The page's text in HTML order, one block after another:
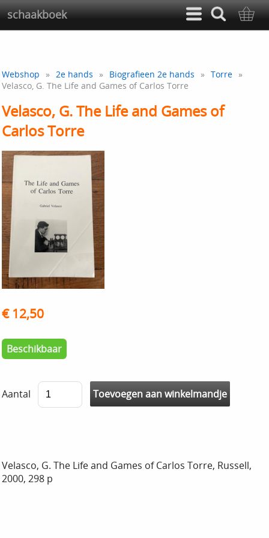
schaakboek
Webshop » 2e hands » Biografieen 2e hands » Torre »
Velasco, G. The Life and Games of Carlos Torre
Velasco, G. The Life and Games of
Carlos Torre
€ 12,50
Beschikbaar
Aantal
Velasco, G. The Life and Games of Carlos Torre, Russell,
2000, 298 p